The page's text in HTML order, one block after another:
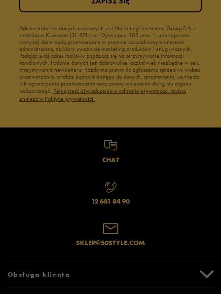
Administratorem danych osobowych jest Marketing Investment Group S.A. z
siedzibą w Krakowie (31-871), os. Dywizjonu 303 paw. 1, udostępnione
powyżej dane będą przetwarzane w prawnie uzasadnionym interesie
administratora, za który uważa się marketing produktów i usług własnych.
Podając swój adres mailowy zgadzasz się na otrzymywanie informacji
handlowych. Podanie danych jest dobrowolne, aczkolwiek niezbędne w celu
otrzymywania newslettera. Każdy ma prawo do zgłoszenia sprzeciwu wobec
przetwarzania, a także żądania dostępu do danych, sprostowania, usunięcia
lub ograniczenia przetwarzania oraz prawo wniesienia skargi do organu
nadzorczego. Pełną treść oświadczenia o ochronie prywatności można
znaleźć w Polityce prywatności.
CHAT
12 681 84 90
SKLEP@50STYLE.COM
Obsługa klienta